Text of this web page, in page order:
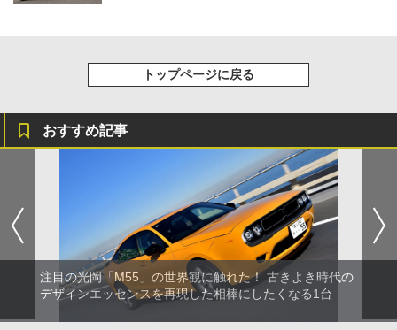
トップページに戻る
おすすめ記事
注目の光岡「M55」の世界観に触れた！ 古きよき時代の
デザインエッセンスを再現した相棒にしたくなる1台